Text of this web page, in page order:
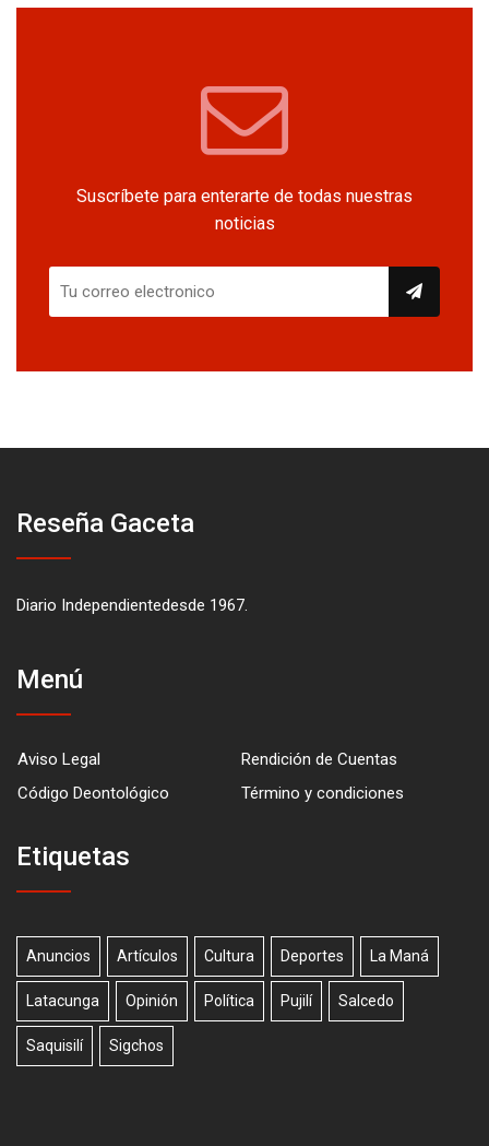
Suscríbete para enterarte de todas nuestras
noticias
Reseña Gaceta
Diario Independientedesde 1967.
Menú
Aviso Legal
Rendición de Cuentas
Código Deontológico
Término y condiciones
Etiquetas
Anuncios Artículos Cultura Deportes La Maná
Latacunga Opinión Política Pujilí Salcedo
Saquisilí Sigchos